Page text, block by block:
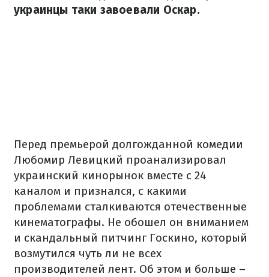
украинцы таки завоевали Оскар.
Перед премьерой долгожданной комедии
Любомир Левицкий проанализировал
украинский кинорынок вместе с 24
каналом и признался, с какими
проблемами сталкиваются отечественные
кинематографы. Не обошел он вниманием
и скандальный питчинг Госкино, который
возмутился чуть ли не всех
производителей лент. Об этом и больше –